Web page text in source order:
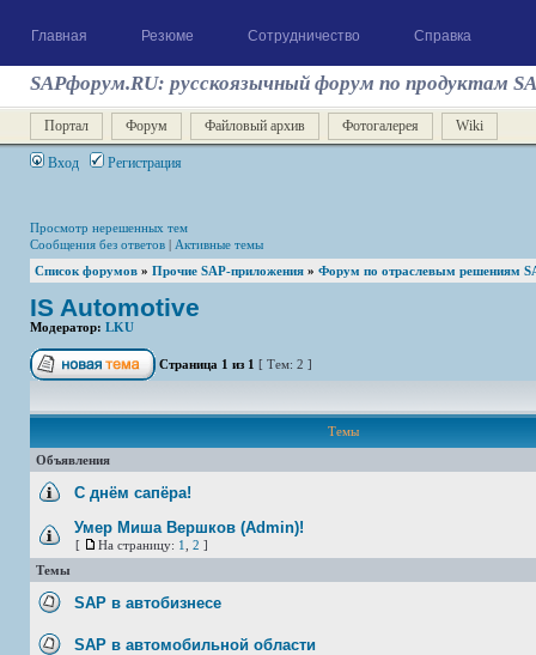
Главная Резюме Сотрудничество Справка
SAPфорум.RU: русскоязычный форум по продуктам
Портал Форум Файловый архив Фотогалерея Wiki
Вход Регистрация
Просмотр нерешенных тем
Сообщения без ответов | Активные темы
Список форумов » Прочие SAP-приложения » Форум по отраслевым решениям
IS Automotive
Модератор: LKU
Страница 1 из 1 [ Тем: 2 ]
Темы
Объявления
С днём сапёра!
Умер Миша Вершков (Admin)!
[ На страницу: 1 2 ]
Темы
SAP в автобизнесе
SAP в автомобильной области